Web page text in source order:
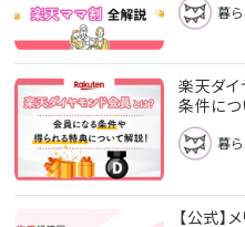
暮ら
楽天ダイ
条件につ
暮ら
【公式】